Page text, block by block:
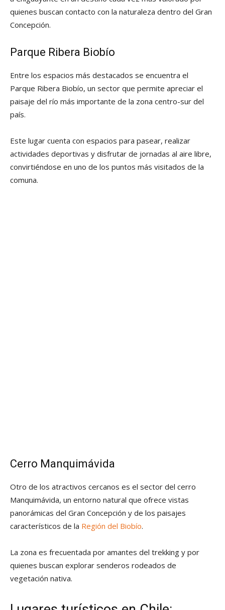
quienes buscan contacto con la naturaleza dentro del Gran
Concepción.
Parque Ribera Biobío
Entre los espacios más destacados se encuentra el
Parque Ribera Biobío, un sector que permite apreciar el
paisaje del río más importante de la zona centro-sur del
país.
Este lugar cuenta con espacios para pasear, realizar
actividades deportivas y disfrutar de jornadas al aire libre,
convirtiéndose en uno de los puntos más visitados de la
comuna.
Cerro Manquimávida
Otro de los atractivos cercanos es el sector del cerro
Manquimávida, un entorno natural que ofrece vistas
panorámicas del Gran Concepción y de los paisajes
característicos de la Región del Biobío.
La zona es frecuentada por amantes del trekking y por
quienes buscan explorar senderos rodeados de
vegetación nativa.